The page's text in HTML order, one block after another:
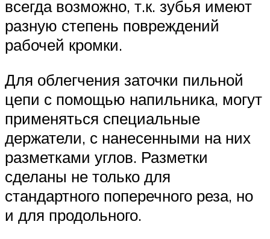
всегда возможно, т.к. зубья имеют
разную степень повреждений
рабочей кромки.
Для облегчения заточки пильной
цепи с помощью напильника, могут
применяться специальные
держатели, с нанесенными на них
разметками углов. Разметки
сделаны не только для
стандартного поперечного реза, но
и для продольного.